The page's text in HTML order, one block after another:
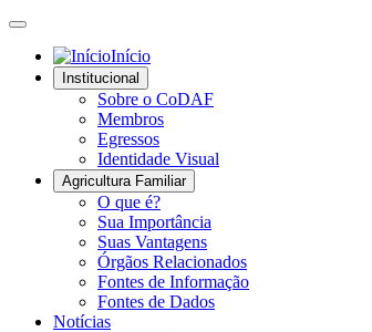
Início
Institucional
Sobre o CoDAF
Membros
Egressos
Identidade Visual
Agricultura Familiar
O que é?
Sua Importância
Suas Vantagens
Órgãos Relacionados
Fontes de Informação
Fontes de Dados
Notícias